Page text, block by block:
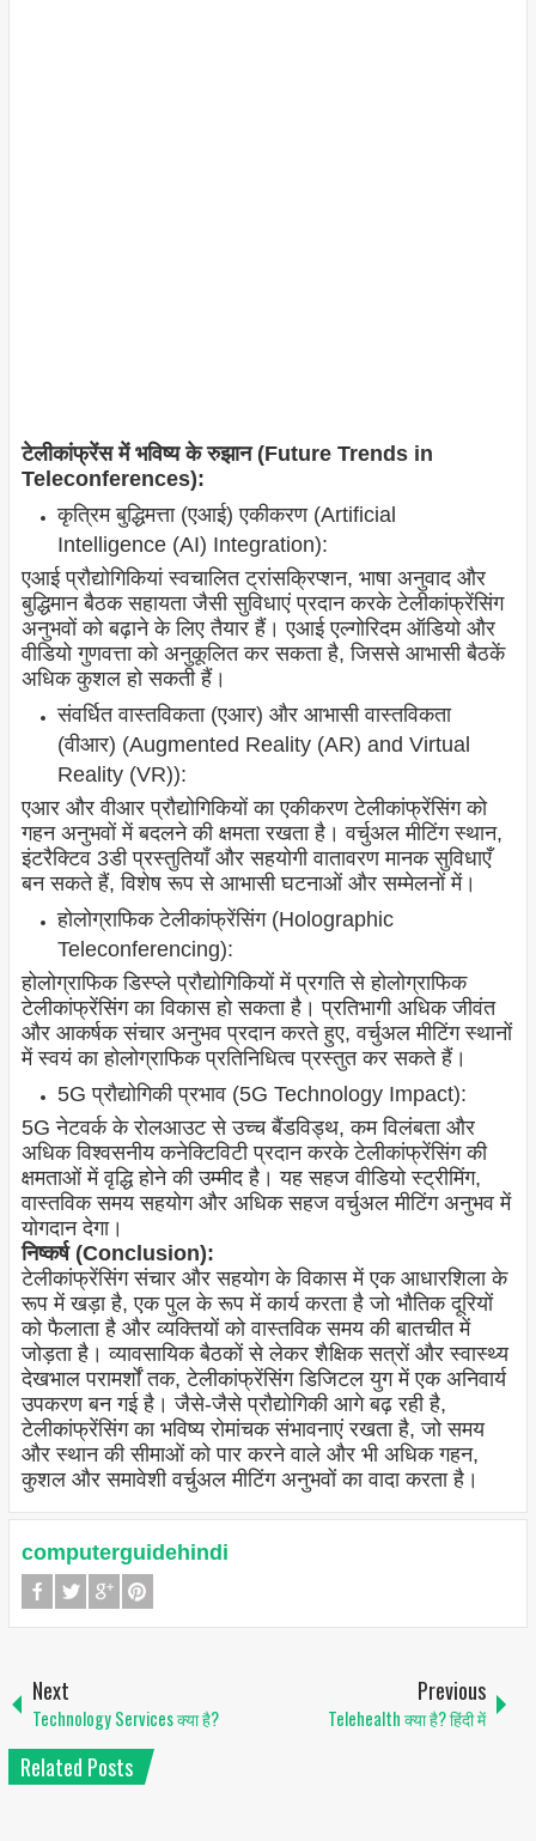
टेलीकांफ्रेंस में भविष्य के रुझान (Future Trends in
Teleconferences):
कृत्रिम बुद्धिमत्ता (एआई) एकीकरण (Artificial
Intelligence (AI) Integration):
एआई प्रौद्योगिकियां स्वचालित ट्रांसक्रिप्शन, भाषा अनुवाद और
बुद्धिमान बैठक सहायता जैसी सुविधाएं प्रदान करके टेलीकांफ्रेंसिंग
अनुभवों को बढ़ाने के लिए तैयार हैं। एआई एल्गोरिदम ऑडियो और
वीडियो गुणवत्ता को अनुकूलित कर सकता है, जिससे आभासी बैठकें
अधिक कुशल हो सकती हैं।
संवर्धित वास्तविकता (एआर) और आभासी वास्तविकता
(वीआर) (Augmented Reality (AR) and Virtual
Reality (VR)):
एआर और वीआर प्रौद्योगिकियों का एकीकरण टेलीकांफ्रेंसिंग को
गहन अनुभवों में बदलने की क्षमता रखता है। वर्चुअल मीटिंग स्थान,
इंटरैक्टिव 3डी प्रस्तुतियाँ और सहयोगी वातावरण मानक सुविधाएँ
बन सकते हैं, विशेष रूप से आभासी घटनाओं और सम्मेलनों में।
होलोग्राफिक टेलीकांफ्रेंसिंग (Holographic
Teleconferencing):
होलोग्राफिक डिस्प्ले प्रौद्योगिकियों में प्रगति से होलोग्राफिक
टेलीकांफ्रेंसिंग का विकास हो सकता है। प्रतिभागी अधिक जीवंत
और आकर्षक संचार अनुभव प्रदान करते हुए, वर्चुअल मीटिंग स्थानों
में स्वयं का होलोग्राफिक प्रतिनिधित्व प्रस्तुत कर सकते हैं।
5G प्रौद्योगिकी प्रभाव (5G Technology Impact):
5G नेटवर्क के रोलआउट से उच्च बैंडविड्थ, कम विलंबता और
अधिक विश्वसनीय कनेक्टिविटी प्रदान करके टेलीकांफ्रेंसिंग की
क्षमताओं में वृद्धि होने की उम्मीद है। यह सहज वीडियो स्ट्रीमिंग,
वास्तविक समय सहयोग और अधिक सहज वर्चुअल मीटिंग अनुभव में
योगदान देगा।
निष्कर्ष (Conclusion):
टेलीकांफ्रेंसिंग संचार और सहयोग के विकास में एक आधारशिला के
रूप में खड़ा है, एक पुल के रूप में कार्य करता है जो भौतिक दूरियों
को फैलाता है और व्यक्तियों को वास्तविक समय की बातचीत में
जोड़ता है। व्यावसायिक बैठकों से लेकर शैक्षिक सत्रों और स्वास्थ्य
देखभाल परामर्शों तक, टेलीकांफ्रेंसिंग डिजिटल युग में एक अनिवार्य
उपकरण बन गई है। जैसे-जैसे प्रौद्योगिकी आगे बढ़ रही है,
टेलीकांफ्रेंसिंग का भविष्य रोमांचक संभावनाएं रखता है, जो समय
और स्थान की सीमाओं को पार करने वाले और भी अधिक गहन,
कुशल और समावेशी वर्चुअल मीटिंग अनुभवों का वादा करता है।
computerguidehindi
Next
Technology Services क्या है?
Previous
Telehealth क्या है? हिंदी में
Related Posts